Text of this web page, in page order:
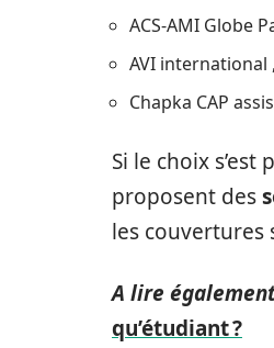
ACS-AMI Globe
AVI international
Chapka CAP
Si le choix s’est
proposent des
les couvertures
A lire
qu’étudiant ?